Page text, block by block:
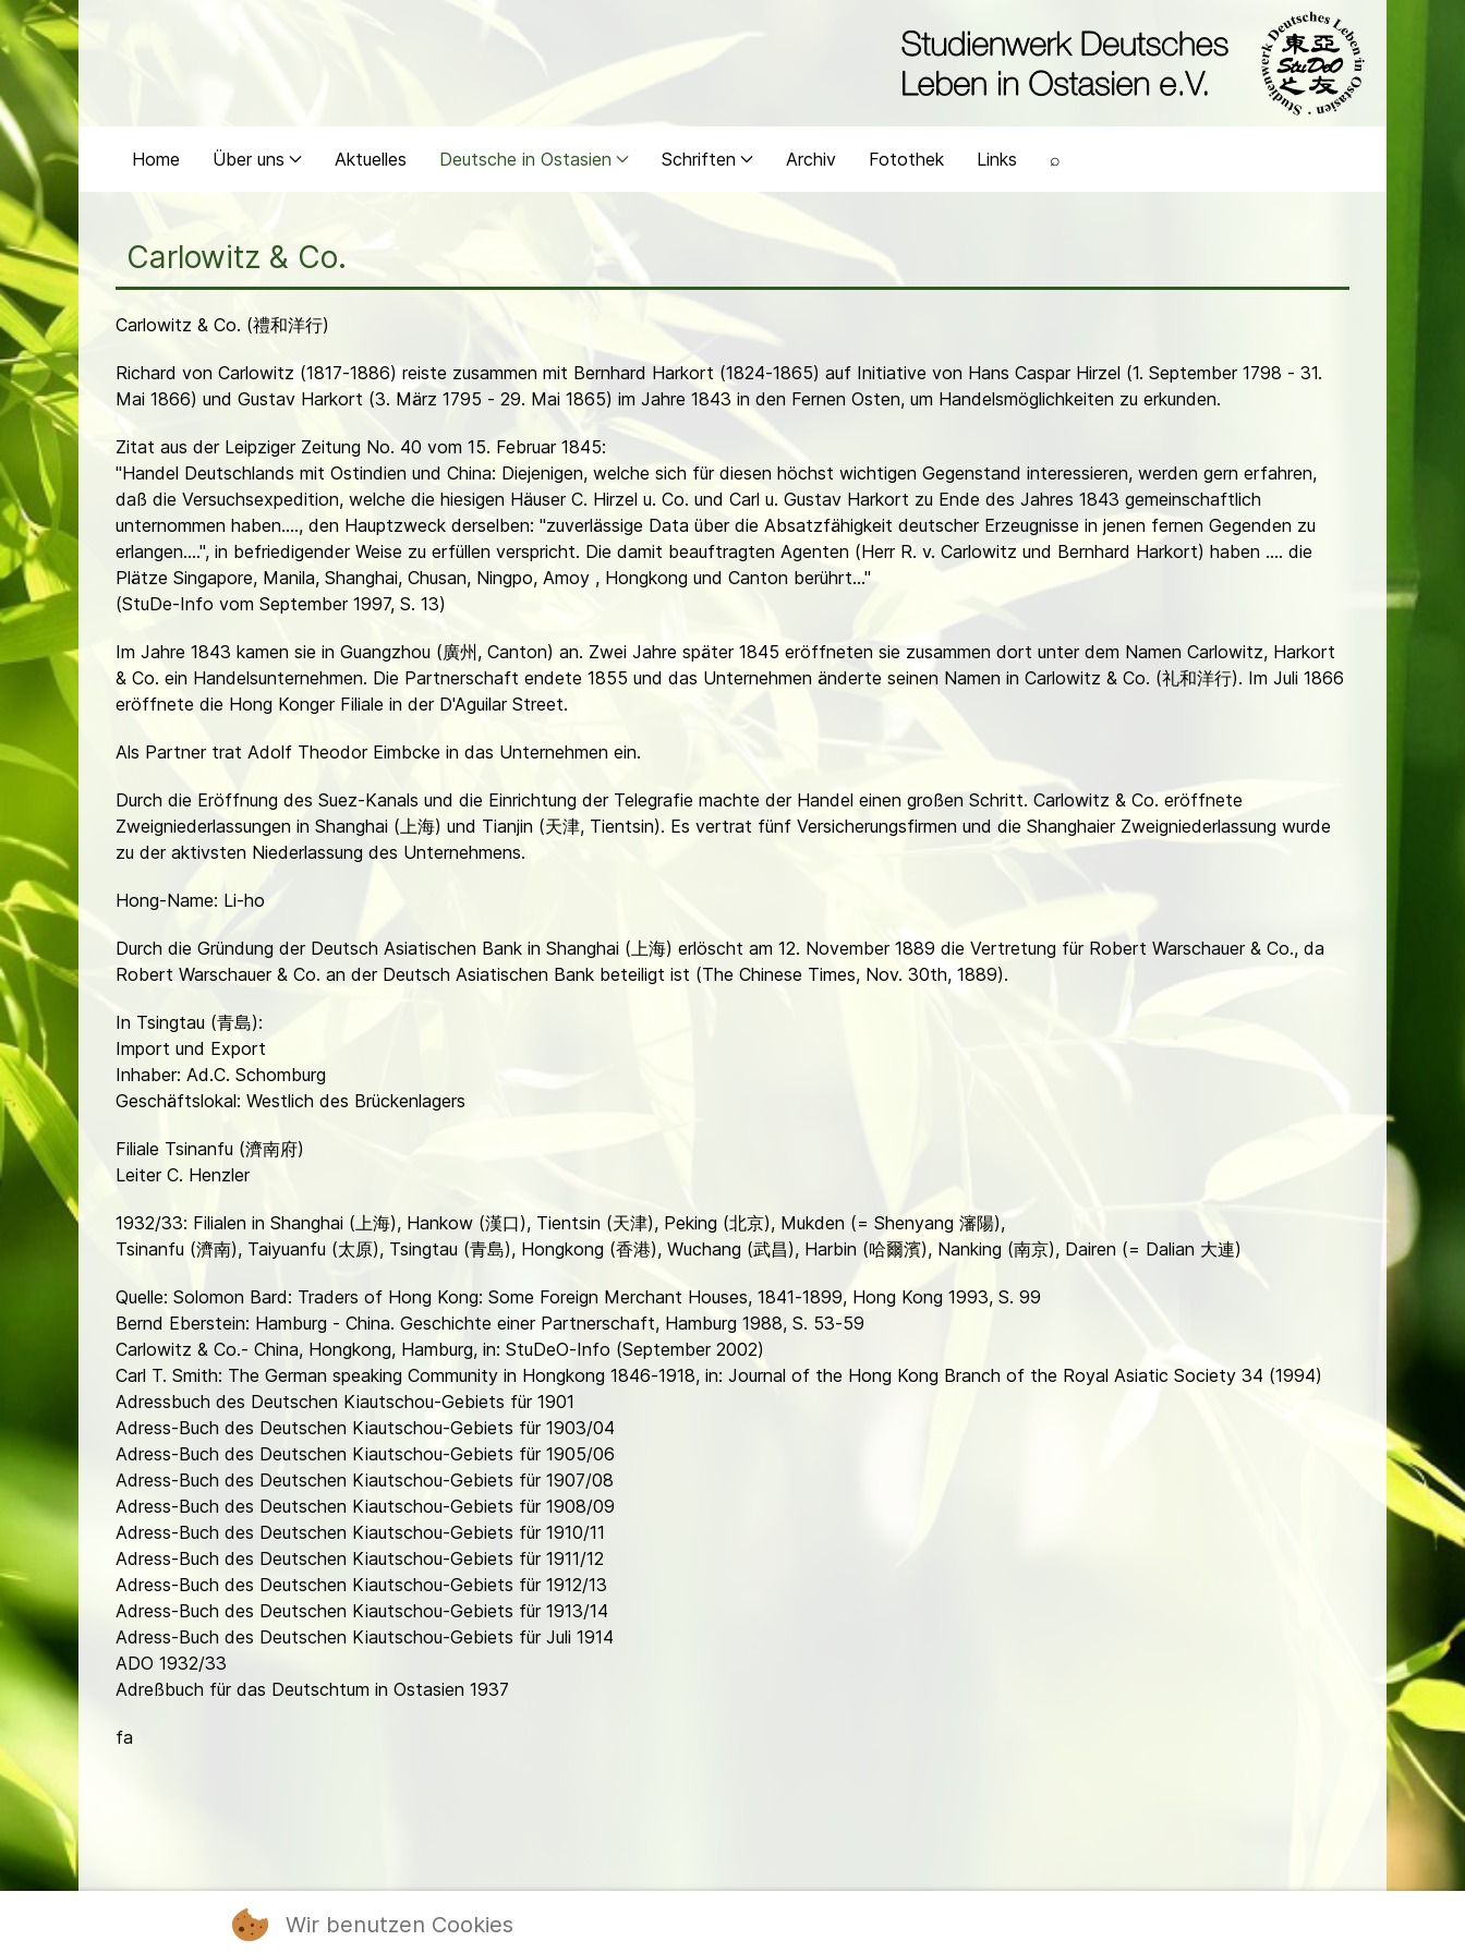
Home Über uns Aktuelles Deutsche in Ostasien Schriften Archiv Fotothek Links ⌕
Carlowitz & Co.
Carlowitz & Co. (禮和洋行)
Richard von Carlowitz (1817-1886) reiste zusammen mit Bernhard Harkort (1824-1865) auf Initiative von Hans Caspar Hirzel (1. September 1798 - 31.
Mai 1866) und Gustav Harkort (3. März 1795 - 29. Mai 1865) im Jahre 1843 in den Fernen Osten, um Handelsmöglichkeiten zu erkunden.
Zitat aus der Leipziger Zeitung No. 40 vom 15. Februar 1845:
"Handel Deutschlands mit Ostindien und China: Diejenigen, welche sich für diesen höchst wichtigen Gegenstand interessieren, werden gern erfahren,
daß die Versuchsexpedition, welche die hiesigen Häuser C. Hirzel u. Co. und Carl u. Gustav Harkort zu Ende des Jahres 1843 gemeinschaftlich
unternommen haben...., den Hauptzweck derselben: "zuverlässige Data über die Absatzfähigkeit deutscher Erzeugnisse in jenen fernen Gegenden zu
erlangen....", in befriedigender Weise zu erfüllen verspricht. Die damit beauftragten Agenten (Herr R. v. Carlowitz und Bernhard Harkort) haben .... die
Plätze Singapore, Manila, Shanghai, Chusan, Ningpo, Amoy , Hongkong und Canton berührt..."
(StuDe-Info vom September 1997, S. 13)
Im Jahre 1843 kamen sie in Guangzhou (廣州, Canton) an. Zwei Jahre später 1845 eröffneten sie zusammen dort unter dem Namen Carlowitz, Harkort
& Co. ein Handelsunternehmen. Die Partnerschaft endete 1855 und das Unternehmen änderte seinen Namen in Carlowitz & Co. (礼和洋行). Im Juli 1866
eröffnete die Hong Konger Filiale in der D'Aguilar Street.
Als Partner trat Adolf Theodor Eimbcke in das Unternehmen ein.
Durch die Eröffnung des Suez-Kanals und die Einrichtung der Telegrafie machte der Handel einen großen Schritt. Carlowitz & Co. eröffnete
Zweigniederlassungen in Shanghai (上海) und Tianjin (天津, Tientsin). Es vertrat fünf Versicherungsfirmen und die Shanghaier Zweigniederlassung wurde
zu der aktivsten Niederlassung des Unternehmens.
Hong-Name: Li-ho
Durch die Gründung der Deutsch Asiatischen Bank in Shanghai (上海) erlöscht am 12. November 1889 die Vertretung für Robert Warschauer & Co., da
Robert Warschauer & Co. an der Deutsch Asiatischen Bank beteiligt ist (The Chinese Times, Nov. 30th, 1889).
In Tsingtau (青島):
Import und Export
Inhaber: Ad.C. Schomburg
Geschäftslokal: Westlich des Brückenlagers
Filiale Tsinanfu (濟南府)
Leiter C. Henzler
1932/33: Filialen in Shanghai (上海), Hankow (漢口), Tientsin (天津), Peking (北京), Mukden (= Shenyang 瀋陽),
Tsinanfu (濟南), Taiyuanfu (太原), Tsingtau (青島), Hongkong (香港), Wuchang (武昌), Harbin (哈爾濱), Nanking (南京), Dairen (= Dalian 大連)
Quelle: Solomon Bard: Traders of Hong Kong: Some Foreign Merchant Houses, 1841-1899, Hong Kong 1993, S. 99
Bernd Eberstein: Hamburg - China. Geschichte einer Partnerschaft, Hamburg 1988, S. 53-59
Carlowitz & Co.- China, Hongkong, Hamburg, in: StuDeO-Info (September 2002)
Carl T. Smith: The German speaking Community in Hongkong 1846-1918, in: Journal of the Hong Kong Branch of the Royal Asiatic Society 34 (1994)
Adressbuch des Deutschen Kiautschou-Gebiets für 1901
Adress-Buch des Deutschen Kiautschou-Gebiets für 1903/04
Adress-Buch des Deutschen Kiautschou-Gebiets für 1905/06
Adress-Buch des Deutschen Kiautschou-Gebiets für 1907/08
Adress-Buch des Deutschen Kiautschou-Gebiets für 1908/09
Adress-Buch des Deutschen Kiautschou-Gebiets für 1910/11
Adress-Buch des Deutschen Kiautschou-Gebiets für 1911/12
Adress-Buch des Deutschen Kiautschou-Gebiets für 1912/13
Adress-Buch des Deutschen Kiautschou-Gebiets für 1913/14
Adress-Buch des Deutschen Kiautschou-Gebiets für Juli 1914
ADO 1932/33
Adreßbuch für das Deutschtum in Ostasien 1937
fa
Mitglieder
Wir benutzen Cookies